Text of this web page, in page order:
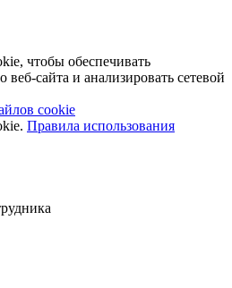
чтобы обеспечивать
сайта и анализировать сетевой
cookie
Правила использования